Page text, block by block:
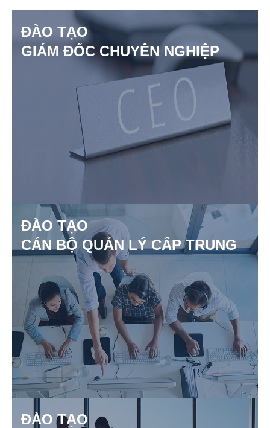
ĐÀO TẠO
GIÁM ĐỐC CHUYÊN NGHIỆP
ĐÀO TẠO
CÁN BỘ QUẢN LÝ CẤP TRUNG
ĐÀO TẠO